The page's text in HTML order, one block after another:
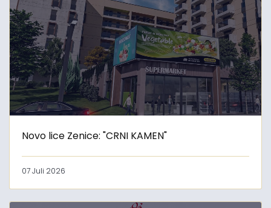
Novo lice Zenice: "CRNI KAMEN"
07 Juli 2026